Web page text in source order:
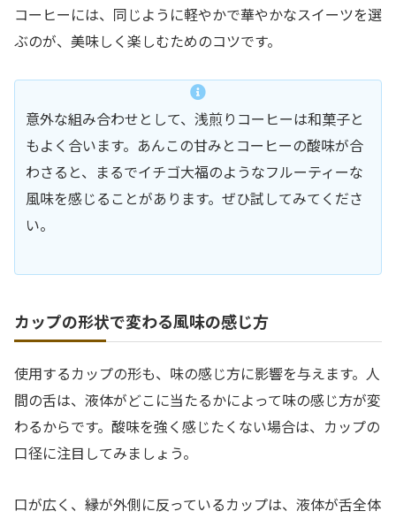
コーヒーには、同じように軽やかで華やかなスイーツを選
ぶのが、美味しく楽しむためのコツです。
意外な組み合わせとして、浅煎りコーヒーは和菓子と
もよく合います。あんこの甘みとコーヒーの酸味が合
わさると、まるでイチゴ大福のようなフルーティーな
風味を感じることがあります。ぜひ試してみてくださ
い。
カップの形状で変わる風味の感じ方
使用するカップの形も、味の感じ方に影響を与えます。人
間の舌は、液体がどこに当たるかによって味の感じ方が変
わるからです。酸味を強く感じたくない場合は、カップの
口径に注目してみましょう。
口が広く、縁が外側に反っているカップは、液体が舌全体